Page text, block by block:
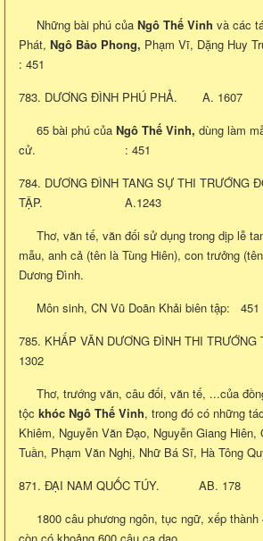
Những bài phú của Ngô Thế Vinh và các
Phát, Ngô Bảo Phong, Phạm Vĩ,
: 451
783. DƯƠNG ĐÌNH PHÚ PHẢ. A. 1607
65 bài phú của Ngô Thế Vinh, dùng làm
cử. : 451
784. DƯƠNG ĐÌNH TANG SỰ THI TRƯỚNG
TẬP. A.1243
Thơ, văn tế, văn đối sử dụng trong dịp lễ
mẫu, anh cả (tên là Tùng Hiên), con trưởng
Dương Đình.
Môn sinh, CN Vũ Doãn Khải biên tập: 451
785. KHẤP VÃN DƯƠNG ĐÌNH THI
1302
Thơ, trướng văn, câu đối, văn tế, ...của
tộc khóc Ngô Thế Vinh, trong đó có những
Khiêm, Nguyễn Văn Đạo, Nguyễn Giang Hiên,
Tuần, Phạm Văn Nghị, Nhữ Bá Sĩ, Hà
871. ĐẠI NAM QUỐC TÚY. AB. 178
1800 câu phương ngôn, tục ngữ, xếp thành